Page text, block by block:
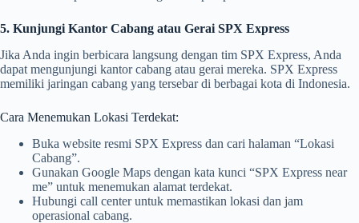
5. Kunjungi Kantor Cabang atau Gerai SPX Express
Jika Anda ingin berbicara langsung dengan tim SPX Express, Anda
dapat mengunjungi kantor cabang atau gerai mereka. SPX Express
memiliki jaringan cabang yang tersebar di berbagai kota di Indonesia.
Cara Menemukan Lokasi Terdekat:
Buka website resmi SPX Express dan cari halaman “Lokasi
Cabang”.
Gunakan Google Maps dengan kata kunci “SPX Express near
me” untuk menemukan alamat terdekat.
Hubungi call center untuk memastikan lokasi dan jam
operasional cabang.